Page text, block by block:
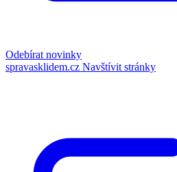
Odebírat novinky
spravasklidem.cz Navštívit stránky